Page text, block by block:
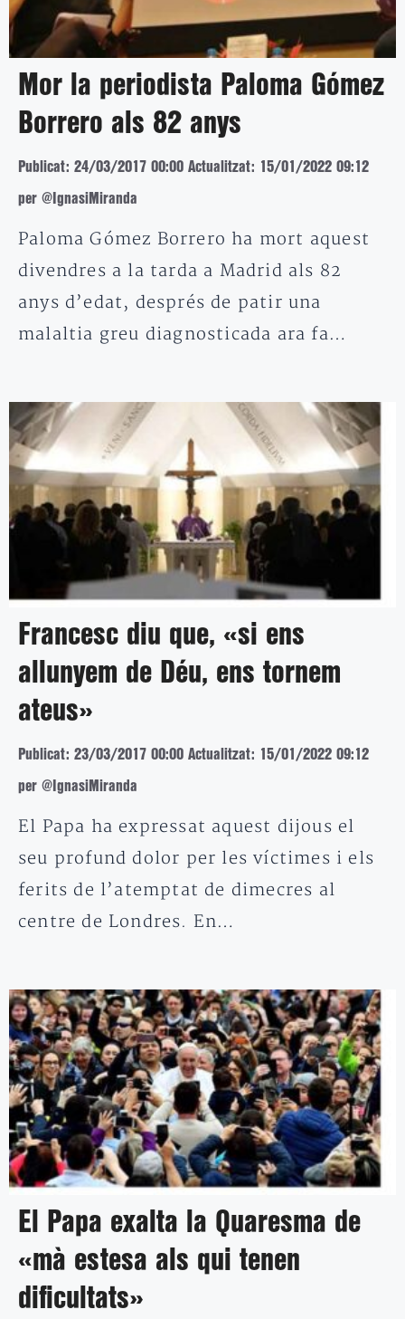
Mor la periodista Paloma Gómez
Borrero als 82 anys
Publicat: 24/03/2017 00:00 Actualitzat: 15/01/2022 09:12
per @IgnasiMiranda
Paloma Gómez Borrero ha mort aquest
divendres a la tarda a Madrid als 82
anys d’edat, després de patir una
malaltia greu diagnosticada ara fa…
Francesc diu que, «si ens
allunyem de Déu, ens tornem
ateus»
Publicat: 23/03/2017 00:00 Actualitzat: 15/01/2022 09:12
per @IgnasiMiranda
El Papa ha expressat aquest dijous el
seu profund dolor per les víctimes i els
ferits de l’atemptat de dimecres al
centre de Londres. En…
El Papa exalta la Quaresma de
«mà estesa als qui tenen
dificultats»